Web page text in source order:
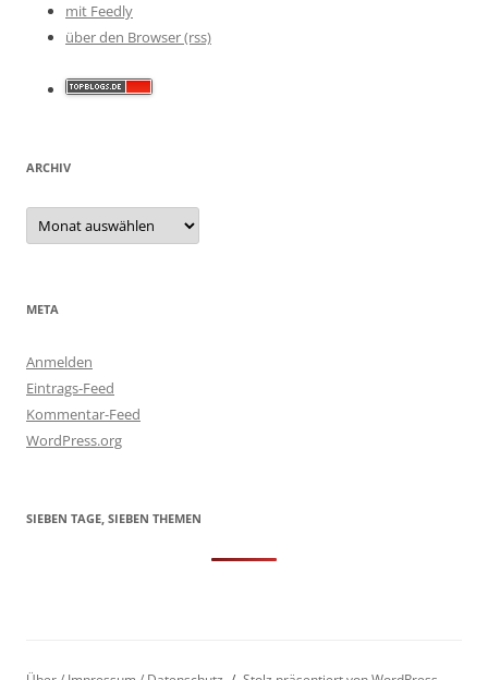
mit Feedly
über den Browser (rss)
ARCHIV
Archiv
META
Anmelden
Eintrags-Feed
Kommentar-Feed
WordPress.org
SIEBEN TAGE, SIEBEN THEMEN